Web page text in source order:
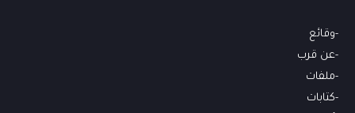
وقائع
عن قرب
ملفات
كتابات